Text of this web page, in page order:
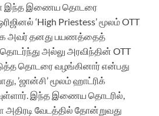
இந்த இணைய தொடரை
‘High Priestess’ மூலம் OTT
அவர் தனது பயணத்தைத்
அல்லு அரவிந்தின் OTT
தொடரை வழங்கினார் என்பது
​​’ஜான்சி’ மூலம் ஹாட்ரிக்
இந்த இணைய தொடரில்,
அதிரடி வேடத்தில் தோன்றுவது